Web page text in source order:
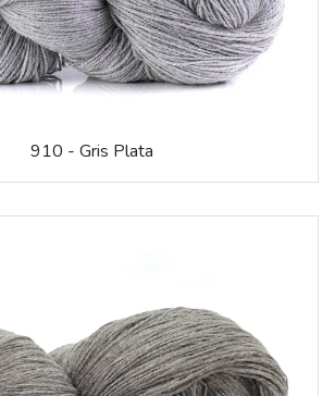
910 - Gris Plata